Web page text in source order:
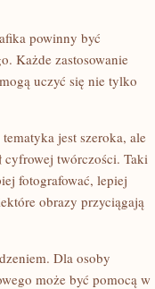
powinny być
Każde zastosowanie
uczyć się nie tylko
jest szeroka, ale
cyfrowej twórczości. Taki
fotografować, lepiej
obrazy przyciągają
Dla osoby
może być pomocą w